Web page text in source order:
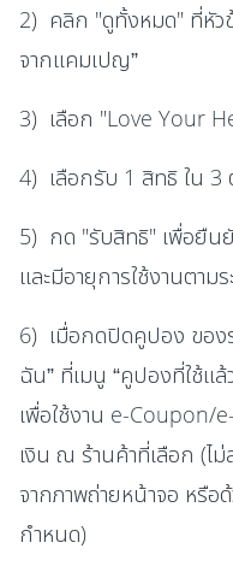
2) คลิก "ดูทั้งหมด" ที่หัว
จากแคมเปญ”
3) เลือก "Love Your
4) เลือกรับ 1 สิทธิ ใน 3
5) กด "รับสิทธิ" เพื่อยืน
และมีอายุการใช้งานตามร
6) เมื่อกดปิดคูปอง ของ
ฉัน” ที่เมนู “คูปองที่ใช้แ
เพื่อใช้งาน e-Coupon/
เงิน ณ ร้านค้าที่เลือก (ไ
จากภาพถ่ายหน้าจอ หรือ
กำหนด)